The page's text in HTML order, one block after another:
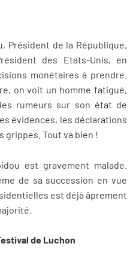
Président de la République,
des Etats-Unis, en
monétaires à prendre.
on voit un homme fatigué,
rumeurs sur son état de
évidences, les déclarations
Tout va bien !
est gravement malade.
de sa succession en vue
est déjà âprement
de Luchon